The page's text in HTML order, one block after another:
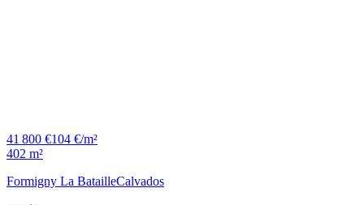
41 800 €104 €/m²
402 m²
Formigny La BatailleCalvados